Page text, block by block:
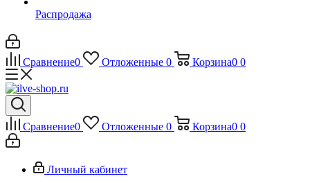
Распродажа
Сравнение0 Отложенные 0 Корзина0 0
Сравнение0 Отложенные 0 Корзина0 0
Личный кабинет